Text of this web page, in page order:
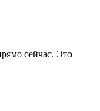
сейчас. Это